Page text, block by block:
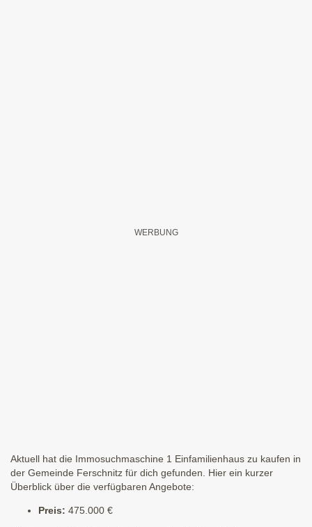
Aktuell hat die Immosuchmaschine 1 Einfamilienhaus zu kaufen in
der Gemeinde Ferschnitz für dich gefunden. Hier ein kurzer
Überblick über die verfügbaren Angebote:
Preis: 475.000 €